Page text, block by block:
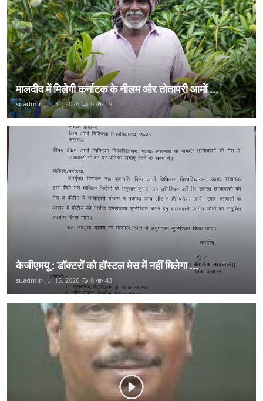
मालदीव में मिलेगी कर्नाटक के नीलम और तोतापरी आमों ...
suadmin Jul 31, 2026 0 19
केजीएमयू : डॉक्टरों को हॉस्टल मेस में नहीं मिलेगा ...
suadmin Jul 15, 2026 0 43